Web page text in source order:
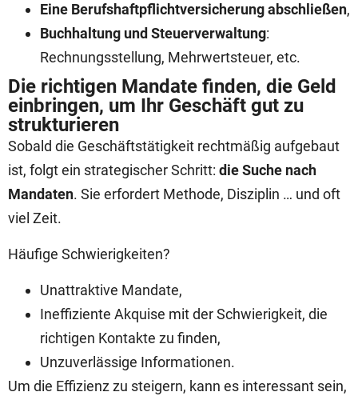
Eine Berufshaftpflichtversicherung abschließen,
Buchhaltung und Steuerverwaltung:
Rechnungsstellung, Mehrwertsteuer, etc.
Die richtigen Mandate finden, die Geld
einbringen, um Ihr Geschäft gut zu
strukturieren
Sobald die Geschäftstätigkeit rechtmäßig aufgebaut
ist, folgt ein strategischer Schritt: die Suche nach
Mandaten. Sie erfordert Methode, Disziplin … und oft
viel Zeit.
Häufige Schwierigkeiten?
Unattraktive Mandate,
Ineffiziente Akquise mit der Schwierigkeit, die
richtigen Kontakte zu finden,
Unzuverlässige Informationen.
Um die Effizienz zu steigern, kann es interessant sein,